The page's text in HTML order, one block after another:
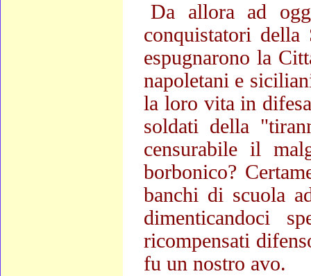
Da allora ad
conquistatori
espugnarono la
napoletani e
la loro vita in
soldati della
censurabile il
borbonico?
banchi di scuola
dimenticandoci
ricompensati
fu un nostro avo.